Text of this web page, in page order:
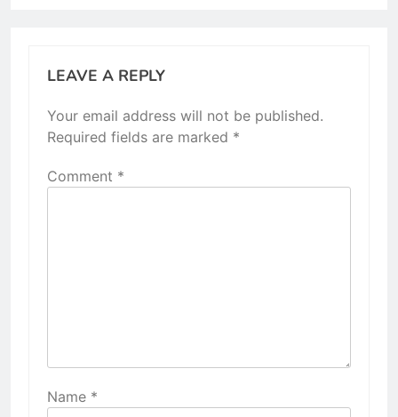
LEAVE A REPLY
Your email address will not be published.
Required fields are marked *
Comment *
Name *